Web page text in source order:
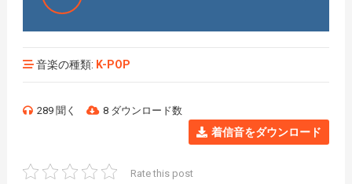
音楽の種類: K-POP
289 聞く 8 ダウンロード数
着信音をダウンロード
Rate this post